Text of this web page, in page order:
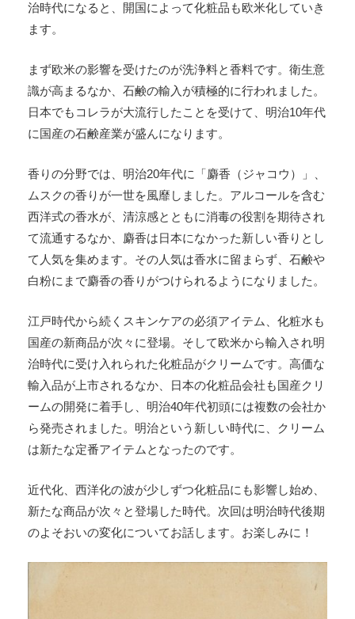
治時代になると、開国によって化粧品も欧米化していき
ます。
まず欧米の影響を受けたのが洗浄料と香料です。衛生意
識が高まるなか、石鹸の輸入が積極的に行われました。
日本でもコレラが大流行したことを受けて、明治10年代
に国産の石鹸産業が盛んになります。
香りの分野では、明治20年代に「麝香（ジャコウ）」、
ムスクの香りが一世を風靡しました。アルコールを含む
西洋式の香水が、清涼感とともに消毒の役割を期待され
て流通するなか、麝香は日本になかった新しい香りとし
て人気を集めます。その人気は香水に留まらず、石鹸や
白粉にまで麝香の香りがつけられるようになりました。
江戸時代から続くスキンケアの必須アイテム、化粧水も
国産の新商品が次々に登場。そして欧米から輸入され明
治時代に受け入れられた化粧品がクリームです。高価な
輸入品が上市されるなか、日本の化粧品会社も国産クリ
ームの開発に着手し、明治40年代初頭には複数の会社か
ら発売されました。明治という新しい時代に、クリーム
は新たな定番アイテムとなったのです。
近代化、西洋化の波が少しずつ化粧品にも影響し始め、
新たな商品が次々と登場した時代。次回は明治時代後期
のよそおいの変化についてお話します。お楽しみに！